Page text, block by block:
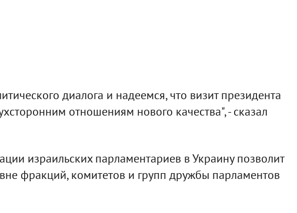
диалога и надеемся, что визит президента
отношениям нового качества", - сказал
израильских парламентариев в Украину позволит
фракций, комитетов и групп дружбы парламентов